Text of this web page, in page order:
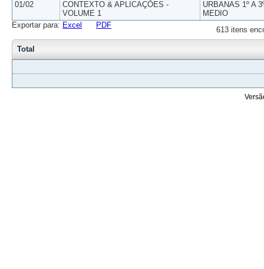
01/02
CONTEXTO & APLICAÇÕES -
VOLUME 1
URBANAS 1º A
MEDIO
613 itens
Exportar para: Excel PDF
Total